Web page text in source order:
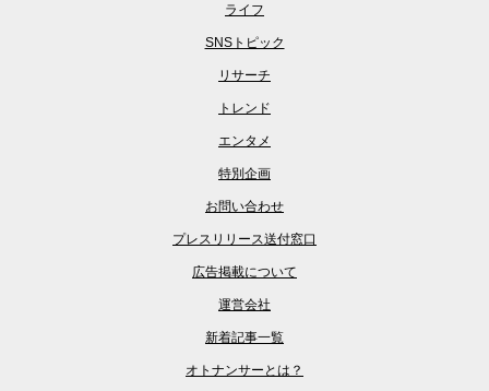
ライフ
SNSトピック
リサーチ
トレンド
エンタメ
特別企画
お問い合わせ
プレスリリース送付窓口
広告掲載について
運営会社
新着記事一覧
オトナンサーとは？